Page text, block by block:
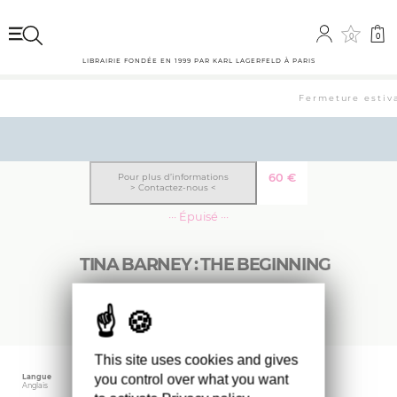
0 0
LIBRAIRIE FONDÉE EN 1999 PAR KARL LAGERFELD À PARIS
Fermeture
TINA BARNEY : THE BEGINNING
60 €
Pour plus d’informations
> Contactez-nous <
··· Épuisé ···
Langue
Anglais
Date d'édition
juin 2023
Taille
29.8 x 29.8 cm
This site uses cookies and gives
you control over what you want